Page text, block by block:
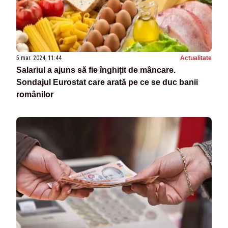
5 mar. 2024, 11:44 Actualitate
Salariul a ajuns să fie înghițit de mâncare.
Sondajul Eurostat care arată pe ce se duc banii
românilor